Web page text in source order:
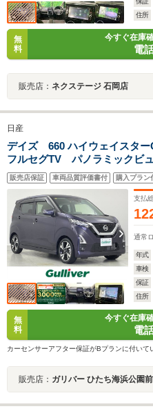
住所
無
料
今すぐ在庫
電
販売店： ネクステージ 石岡店
日産
デイズ 660 ハイウェイスタ
フルセグTV パノラミックビ
レーキ ドライブレコーダ
LEDライト オートライト
ルミホイール 横滑り防止装置
販売店保証 車両品質評価書付 購入プラン
支払
通常
年式
車検
保証
住所
無
料
今すぐ在庫
電
カーセンサーアフター保証がBプランに付いて
販売店： ガリバー ひたち海浜公園